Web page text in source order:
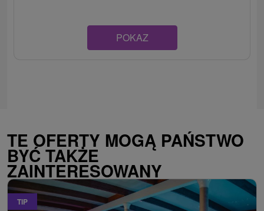
POKAZ
TE OFERTY MOGĄ PAŃSTWO
BYĆ TAKŻE
ZAINTERESOWANY
TIP